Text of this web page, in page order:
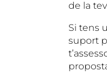
de la
Si tens
suport